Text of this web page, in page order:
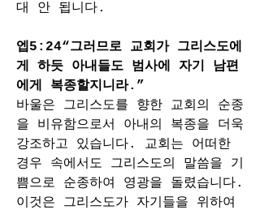
대 안 됩니다.
엡5:24“그러므로 교회가 그리스도에
게 하듯 아내들도 범사에 자기 남편
에게 복종할지니라.”
바울은 그리스도를 향한 교회의 순종
을 비유함으로서 아내의 복종을 더욱
강조하고 있습니다. 교회는 어떠한
경우 속에서도 그리스도의 말씀을 기
쁨으로 순종하여 영광을 돌렸습니다.
이것은 그리스도가 자기들을 위하여